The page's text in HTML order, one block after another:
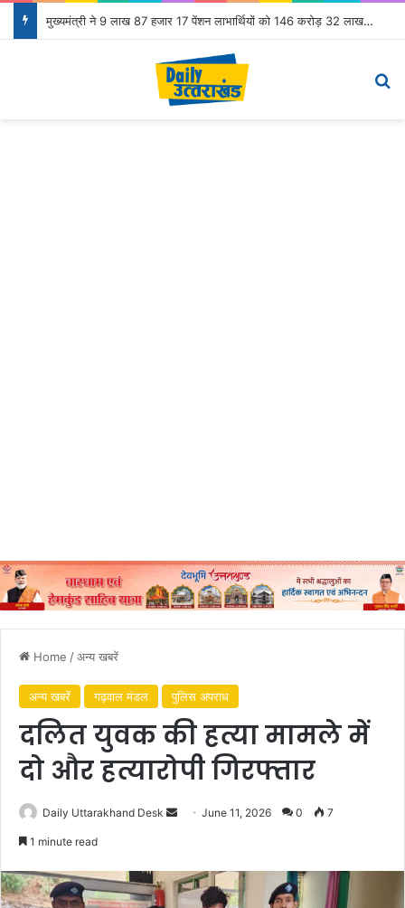
मुख्यमंत्री ने 9 लाख 87 हजार 17 पेंशन लाभार्थियों को 146 करोड़ 32 लाख की पेंशन राशि का किया भुगतान
Home /अन्य खबरें
अन्य खबरें गढ़वाल मंडल पुलिस अपराध
दलित युवक की हत्या मामले में
दो और हत्यारोपी गिरफ्तार
Daily Uttarakhand Desk
d
a
June 11, 2026 0 7
1 minute read